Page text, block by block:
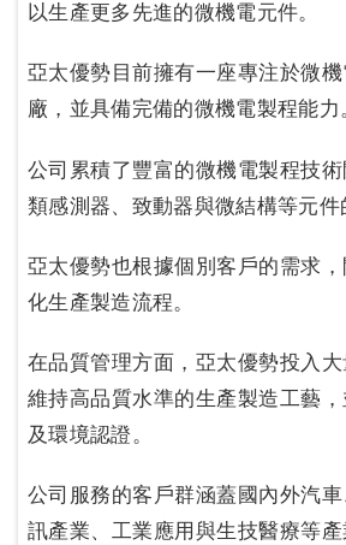
以生產更多先進的微機電元件。
亞太優勢目前擁有一座專注於微
廠，並具備完備的微機電製程能力
公司累積了豐富的微機電製程技
類感測器、致動器與微結構等元件
亞太優勢也根據個別客戶的需求
化生產製造流程。
在品質管理方面，亞太優勢投入
維持高品質水準的生產製造工藝
及環境認證。
公司服務的客戶群涵蓋國內外汽
訊產業、工業應用與生技醫療等